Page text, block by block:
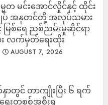
တ မင်းအောင်လှိုင်နှင့် ထိုင်း
ျုပ် အနုတင်တို့ အလုပ်သမား
မြစ်ရေ ညစ်ညမ်းမှုဆိုင်ရာ
ား လက်မှတ်ရေးထိုး
AUGUST 7, 2026
ာတွင် တာကျိုးပြီး ၆ ရက်
ေးတုစစ်အစိုးရ